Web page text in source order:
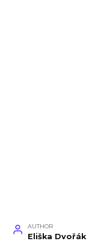
AUTHOR
Eliška Dvořák